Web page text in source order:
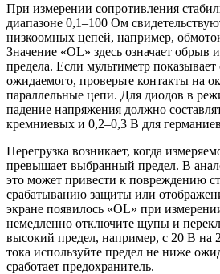
При измерении сопротивления
диапазоне 0,1–100 Ом
низкоомных цепей, например,
Значение «OL» здесь означает
предела. Если мультиметр
ожидаемого, проверьте контакты на
параллельные цепи. Для диодов в
падение напряжения должно
кремниевых и 0,2–0,3 В для
Перегрузка возникает, когда
превышает выбранный предел. В
это может привести к повреждению
срабатыванию защиты или
экране появилось «OL» при
немедленно отключите щупы и
высокий предел, например, с 20 В на
тока используйте предел не ниже
сработает предохранитель.